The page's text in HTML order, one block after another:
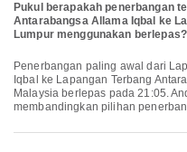
Pukul berapakah penerbangan
Antarabangsa Allama Iqbal ke
Lumpur menggunakan berlepas?
Penerbangan paling awal dari Lapangan Terbang Antarabangsa Allama
Iqbal ke Lapangan Terbang
Malaysia berlepas pada 21:05.
membandingkan pilihan